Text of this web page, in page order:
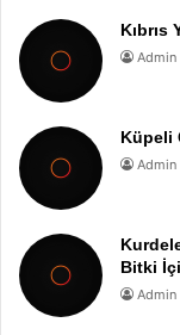
Kıbrıs
Admin
Küpeli
Admin
Bitki
Admin